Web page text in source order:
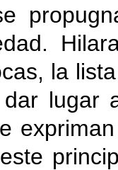
la
lugar